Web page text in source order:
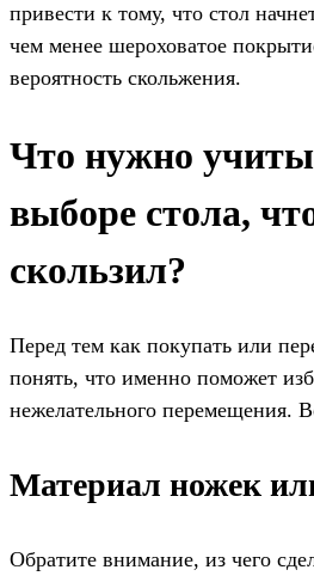
привести к тому, что стол
чем менее шероховатое
вероятность скольжения.
Что нужно
выборе стола,
скользил?
Перед тем как покупать или
понять, что именно поможет
нежелательного перемещения.
Материал ножек
Обратите внимание, из чего